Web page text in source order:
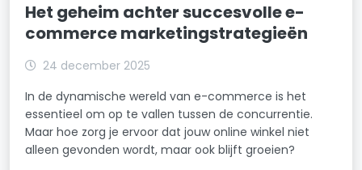
Het geheim achter succesvolle e-
commerce marketingstrategieën
24 december 2025
In de dynamische wereld van e-commerce is het
essentieel om op te vallen tussen de concurrentie.
Maar hoe zorg je ervoor dat jouw online winkel niet
alleen gevonden wordt, maar ook blijft groeien?